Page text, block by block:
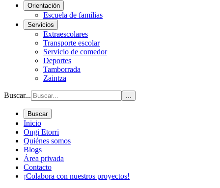
Orientación
Escuela de familias
Servicios
Extraescolares
Transporte escolar
Servicio de comedor
Deportes
Tamborrada
Zaintza
Buscar... ...
Buscar
Inicio
Ongi Etorri
Quiénes somos
Blogs
Área privada
Contacto
¡Colabora con nuestros proyectos!